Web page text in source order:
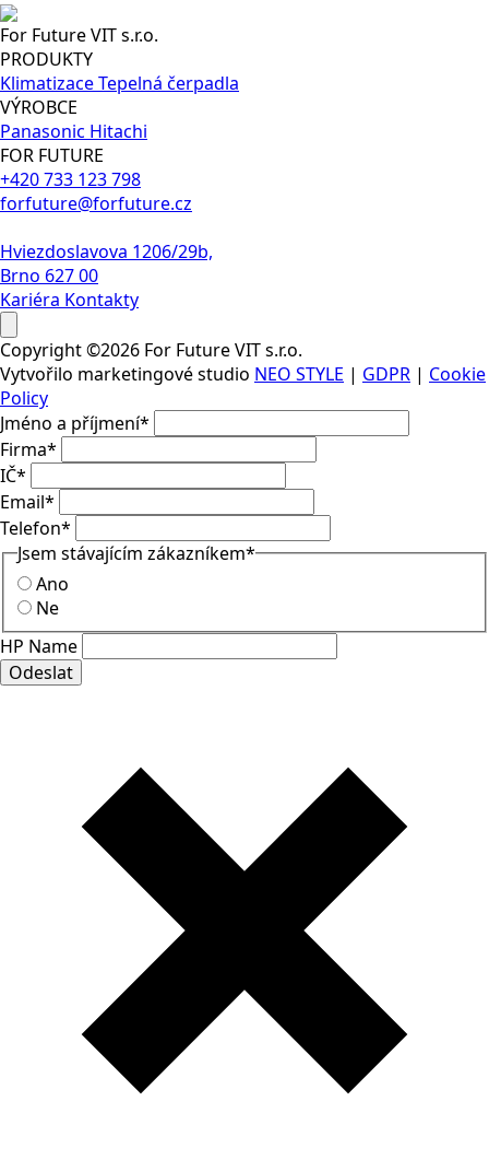
For Future VIT s.r.o.
PRODUKTY
KlimatizaceTepelná čerpadla
VÝROBCE
Panasonic Hitachi
FOR FUTURE
+420 733 123 798
forfuture@forfuture.cz
Hviezdoslavova 1206/29b,
Brno 627 00
Kariéra Kontakty
Copyright ©2026 For Future VIT s.r.o.
Vytvořilo marketingové studio NEO STYLE | GDPR | Cookie
Policy
Jméno a příjmení*
Firma*
IČ*
Email*
Telefon*
Jsem stávajícím zákazníkem*
Ano
Ne
HP Name
Odeslat